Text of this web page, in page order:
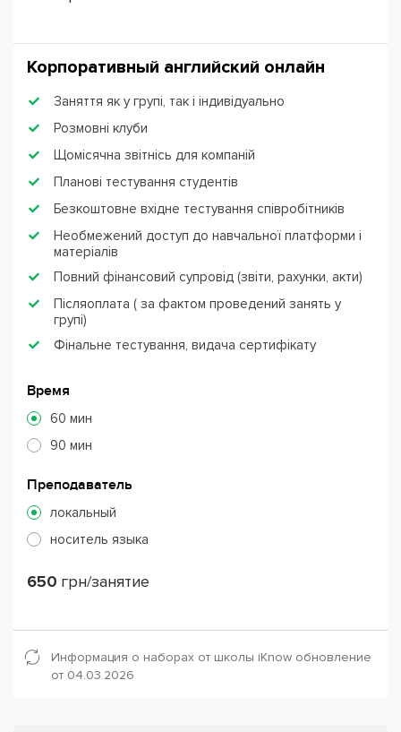
Корпоративный английский онлайн
Заняття як у групі, так і індивідуально
Розмовні клуби
Щомісячна звітнісь для компаній
Планові тестування студентів
Безкоштовне вхідне тестування співробітників
Необмежений доступ до навчальної платформи і
матеріалів
Повний фінансовий супровід (звіти, рахунки, акти)
Післяоплата ( за фактом проведений занять у
групі)
Фінальне тестування, видача сертифікату
Время
60 мин
90 мин
Преподаватель
локальный
носитель языка
650 грн/занятие
Информация о наборах от школы iKnow обновление
от 04.03.2026